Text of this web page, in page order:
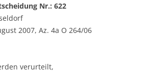
Nr.: 622
2007, Az. 4a O 264/06
verurteilt,